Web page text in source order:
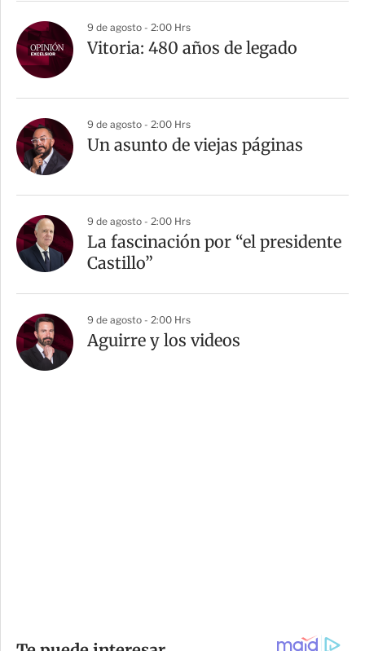
9 de agosto - 2:00 Hrs
Vitoria: 480 años de legado
9 de agosto - 2:00 Hrs
Un asunto de viejas páginas
9 de agosto - 2:00 Hrs
La fascinación por “el presidente
Castillo”
9 de agosto - 2:00 Hrs
Aguirre y los videos